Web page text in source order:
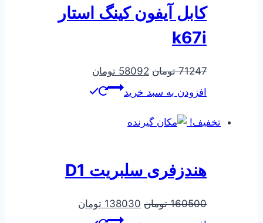
کابل آیفون کینگ استار
k67i
71247 تومان قیمت
بود.
58092 تومان
افزودن به سبد خرید
تخفیف!
هندزفری سلبریت D1
160500 تومان قیمت
اصلی
138030 تومان